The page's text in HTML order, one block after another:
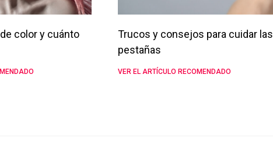
color y cuánto
Trucos y consejos para cuidar las
pestañas
VER EL ARTÍCULO RECOMENDADO